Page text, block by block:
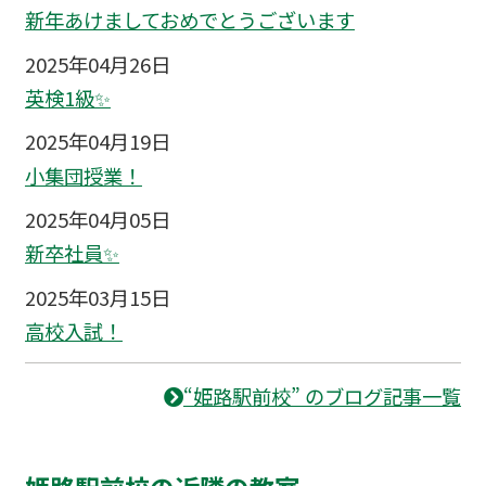
新年あけましておめでとうございます
2025年04月26日
英検1級✨
2025年04月19日
小集団授業！
2025年04月05日
新卒社員✨
2025年03月15日
高校入試！
“姫路駅前校” のブログ記事一覧